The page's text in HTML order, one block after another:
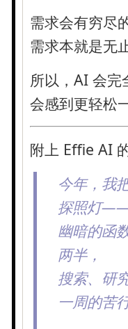
需求会有穷尽
需求本就是无
所以，AI 会完
会感到更轻松
附上 Effie AI
今年，我
探照灯
幽暗的函
两半，
搜索、研
一周的苦